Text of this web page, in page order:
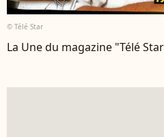
© Télé Star
La Une du magazine "Télé